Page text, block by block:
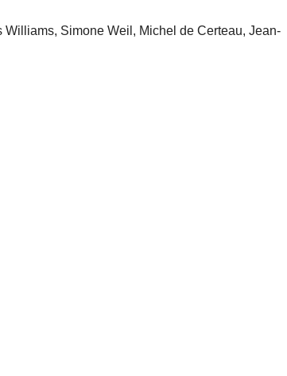
Simone Weil, Michel de Certeau, Jean-